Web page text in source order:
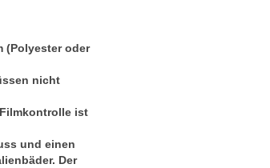
(Polyester oder
nicht
ist
und einen
Der